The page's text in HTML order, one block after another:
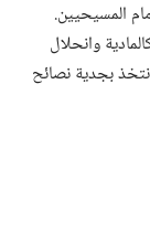
المسيحيين.‏
وانحلال
بجدية نصائح